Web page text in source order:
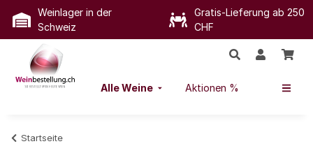
Weinlager in der
Schweiz
Gratis-Lieferung ab 250
CHF
Alle Weine Aktionen %
Startseite